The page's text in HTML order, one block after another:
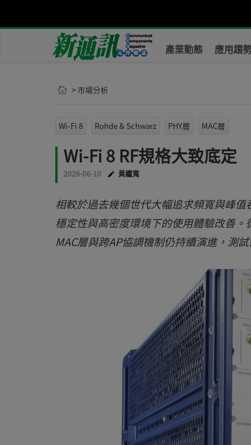
產業動態 應用趨
> 市場分析
Wi-Fi 8 Rohde & Schwarz PHY層 MAC層
Wi-Fi 8 RF規格大致底
2026-06-10 黃繼寬
相較於過去幾個世代大幅追求頻寬與峰
穩定性與高密度環境下的使用體驗改善
MAC層與跨AP協調機制仍持續演進，測